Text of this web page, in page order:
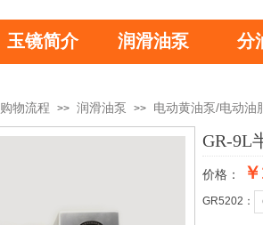
玉镜简介 润滑油泵 分
购物流程 >> 润滑油泵 >>
电动黄油泵/电动油
GR-9L
价格：
GR5202：